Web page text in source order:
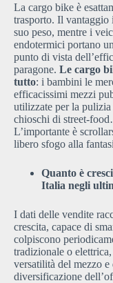
La cargo bike è
trasporto. Il
suo peso, mentre i
endotermici portano
punto di vista
paragone. Le cargo
tutto: i bambini le
efficacissimi mezzi
utilizzate per la
chioschi di street-
L’importante è
libero sfogo alla
Quanto è
Italia negli
I dati delle vendite
crescita, capace di
colpiscono
tradizionale o
versatilità del mezzo
diversificazione